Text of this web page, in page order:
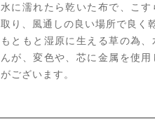
水に濡れたら乾いた布で、こ
取り、風通しの良い場所で良く
もともと湿原に生える草の為
んが、変色や、芯に金属を使
がございます。